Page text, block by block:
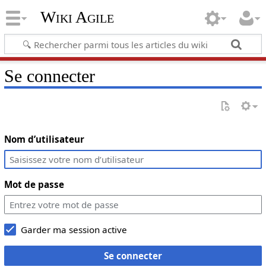
Wiki Agile
Se connecter
Nom d’utilisateur
Mot de passe
Garder ma session active
Se connecter